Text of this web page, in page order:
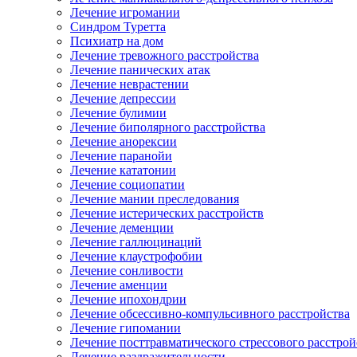
Лечение игромании
Синдром Туретта
Психиатр на дом
Лечение тревожного расстройства
Лечение панических атак
Лечение неврастении
Лечение депрессии
Лечение булимии
Лечение биполярного расстройства
Лечение анорексии
Лечение паранойи
Лечение кататонии
Лечение социопатии
Лечение мании преследования
Лечение истерических расстройств
Лечение деменции
Лечение галлюцинаций
Лечение клаустрофобии
Лечение сонливости
Лечение аменции
Лечение ипохондрии
Лечение обсессивно-компульсивного расстройства
Лечение гипомании
Лечение посттравматического стрессового